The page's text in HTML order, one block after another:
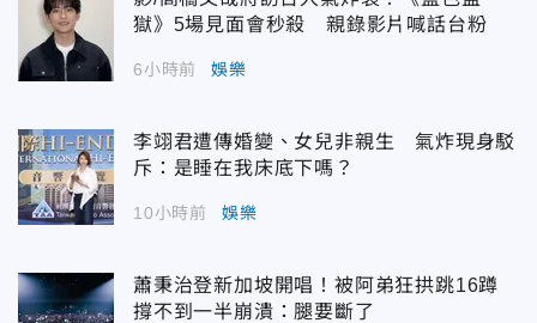
獄》5場見面會秒殺 親錄影片喊話台粉
6小時前 娛樂
李翊君遭傳婚變、女兒非親生 氣炸現身駁
斥：是睡在我床底下嗎？
10小時前 娛樂
蕭秉治登新加坡開唱！被阿弟狂拱跳16蹲
撐不到一半崩潰：腿要斷了